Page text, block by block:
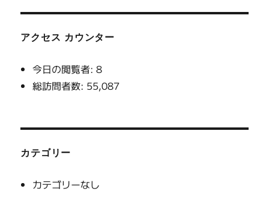
アクセス カウンター
今日の閲覧者:8
総訪問者数: 55,087
カテゴリー
カテゴリーなし